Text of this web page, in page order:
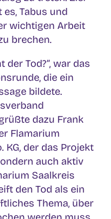
Tabus und
wichtigen Arbeit
brechen.
der Tod?“, war das
die ein
bildete.
dazu Frank
Flamarium
KG, der das Projekt
auch aktiv
Saalkreis
den Tod als ein
Thema, über